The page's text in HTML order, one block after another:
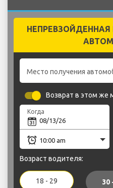
Место получения
Возврат в этом же
Когда
Возраст водителя:
18 - 29 30